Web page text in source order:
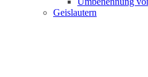
Geislautern